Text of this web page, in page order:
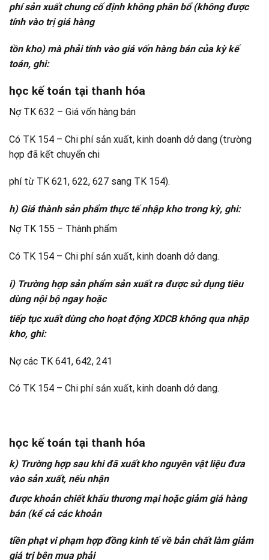
phí sản xuất chung cố định không phân bổ (không được
tính vào trị giá hàng
tồn kho) mà phải tính vào giá vốn hàng bán của kỳ kế
toán, ghi:
học kế toán tại thanh hóa
Nợ TK 632 – Giá vốn hàng bán
Có TK 154 – Chi phí sản xuất, kinh doanh dở dang (trường
hợp đã kết chuyển chi
phí từ TK 621, 622, 627 sang TK 154).
h) Giá thành sản phẩm thực tế nhập kho trong kỳ, ghi:
Nợ TK 155 – Thành phẩm
Có TK 154 – Chi phí sản xuất, kinh doanh dở dang.
i) Trường hợp sản phẩm sản xuất ra được sử dụng tiêu
dùng nội bộ ngay hoặc
tiếp tục xuất dùng cho hoạt động XDCB không qua nhập
kho, ghi:
Nợ các TK 641, 642, 241
Có TK 154 – Chi phí sản xuất, kinh doanh dở dang.
học kế toán tại thanh hóa
k) Trường hợp sau khi đã xuất kho nguyên vật liệu đưa
vào sản xuất, nếu nhận
được khoản chiết khấu thương mại hoặc giảm giá hàng
bán (kể cả các khoản
tiền phạt vi phạm hợp đồng kinh tế về bản chất làm giảm
giá trị bên mua phải